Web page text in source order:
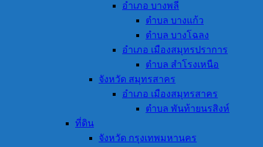
อำเภอ บางพลี
ตำบล บางแก้ว
ตำบล บางโฉลง
อำเภอ เมืองสมุทรปราการ
ตำบล สำโรงเหนือ
จังหวัด สมุทรสาคร
อำเภอ เมืองสมุทรสาคร
ตำบล พันท้ายนรสิงห์
ที่ดิน
จังหวัด กรุงเทพมหานคร